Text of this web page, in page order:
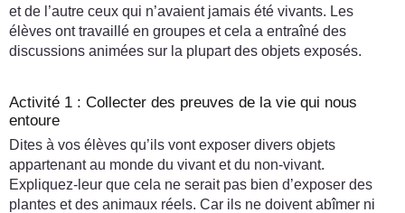
et de l’autre ceux qui n’avaient jamais été vivants. Les
élèves ont travaillé en groupes et cela a entraîné des
discussions animées sur la plupart des objets exposés.
Activité 1 : Collecter des preuves de la vie qui nous
entoure
Dites à vos élèves qu’ils vont exposer divers objets
appartenant au monde du vivant et du non-vivant.
Expliquez-leur que cela ne serait pas bien d’exposer des
plantes et des animaux réels. Car ils ne doivent abîmer ni